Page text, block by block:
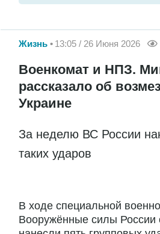
Жизнь 13:05 / 26 Июня 2026
Военкомат и НПЗ.
рассказало об
Украине
За неделю ВС России
таких ударов
В ходе специальной
Вооружённые силы России